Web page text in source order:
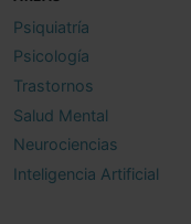
Psiquiatría
Psicología
Trastornos
Salud Mental
Neurociencias
Inteligencia Artificial